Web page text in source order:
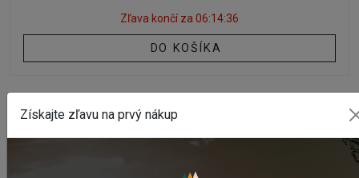
Zľava končí za 06:14:35
DO KOŠÍKA
Získajte zľavu na prvý nákup